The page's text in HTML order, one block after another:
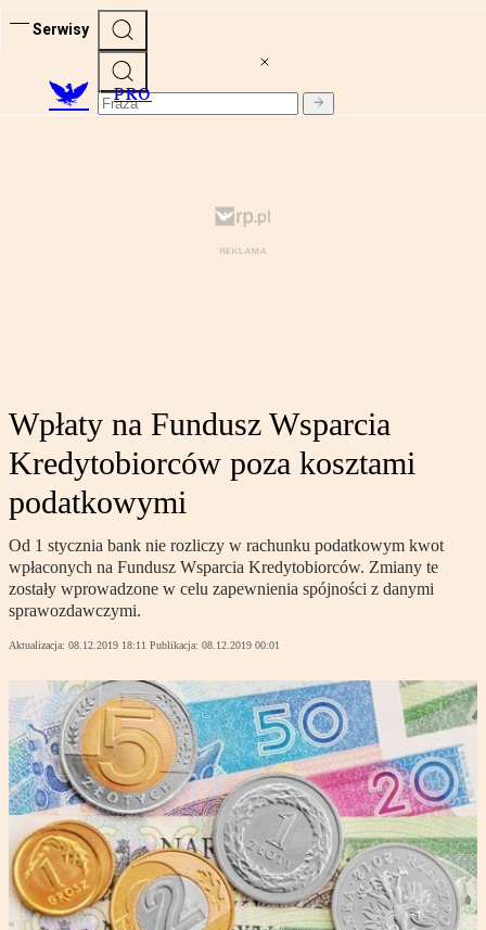
Serwisy
PRO
Wpłaty na Fundusz Wsparcia
Kredytobiorców poza kosztami
podatkowymi
Od 1 stycznia bank nie rozliczy w rachunku podatkowym kwot
wpłaconych na Fundusz Wsparcia Kredytobiorców. Zmiany te
zostały wprowadzone w celu zapewnienia spójności z danymi
sprawozdawczymi.
Aktualizacja: 08.12.2019 18:11 Publikacja: 08.12.2019 00:01